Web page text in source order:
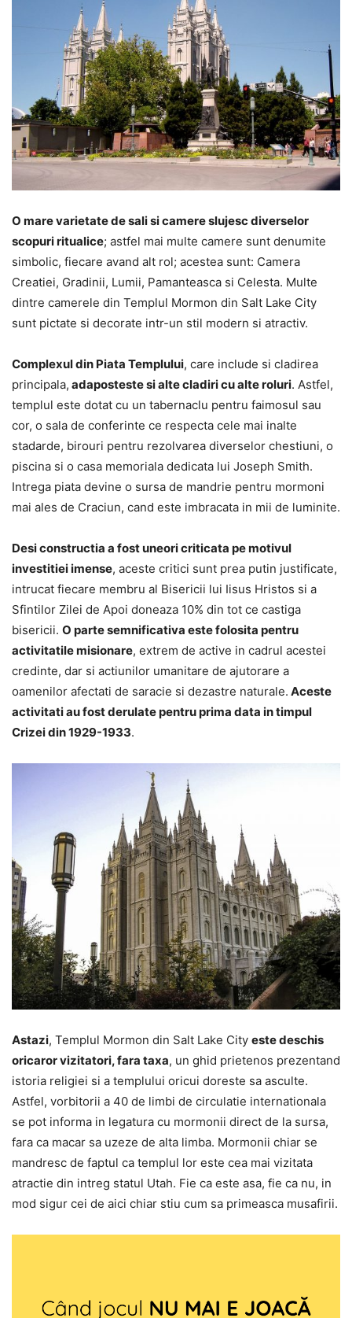
O mare varietate de sali si camere slujesc diverselor
scopuri ritualice; astfel mai multe camere sunt denumite
simbolic, fiecare avand alt rol; acestea sunt: Camera
Creatiei, Gradinii, Lumii, Pamanteasca si Celesta. Multe
dintre camerele din Templul Mormon din Salt Lake City
sunt pictate si decorate intr-un stil modern si atractiv.
Complexul din Piata Templului, care include si cladirea
principala, adaposteste si alte cladiri cu alte roluri. Astfel,
templul este dotat cu un tabernaclu pentru faimosul sau
cor, o sala de conferinte ce respecta cele mai inalte
stadarde, birouri pentru rezolvarea diverselor chestiuni, o
piscina si o casa memoriala dedicata lui Joseph Smith.
Intrega piata devine o sursa de mandrie pentru mormoni
mai ales de Craciun, cand este imbracata in mii de luminite.
Desi constructia a fost uneori criticata pe motivul
investitiei imense, aceste critici sunt prea putin justificate,
intrucat fiecare membru al Bisericii lui Iisus Hristos si a
Sfintilor Zilei de Apoi doneaza 10% din tot ce castiga
bisericii. O parte semnificativa este folosita pentru
activitatile misionare, extrem de active in cadrul acestei
credinte, dar si actiunilor umanitare de ajutorare a
oamenilor afectati de saracie si dezastre naturale. Aceste
activitati au fost derulate pentru prima data in timpul
Crizei din 1929-1933.
Astazi, Templul Mormon din Salt Lake City este deschis
oricaror vizitatori, fara taxa, un ghid prietenos prezentand
istoria religiei si a templului oricui doreste sa asculte.
Astfel, vorbitorii a 40 de limbi de circulatie internationala
se pot informa in legatura cu mormonii direct de la sursa,
fara ca macar sa uzeze de alta limba. Mormonii chiar se
mandresc de faptul ca templul lor este cea mai vizitata
atractie din intreg statul Utah. Fie ca este asa, fie ca nu, in
mod sigur cei de aici chiar stiu cum sa primeasca musafirii.